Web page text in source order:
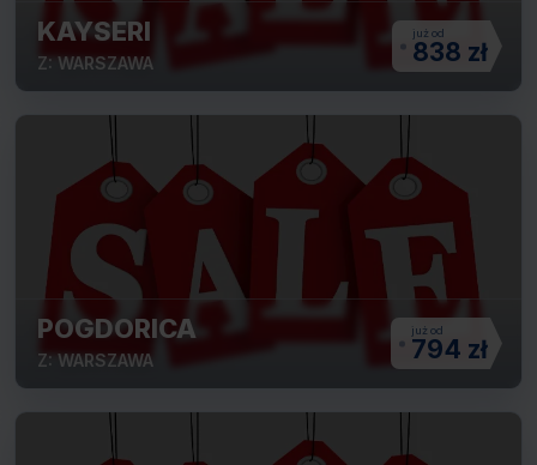
KAYSERI
Z: WARSZAWA 838 zł
POGDORICA
Z: WARSZAWA 794 zł